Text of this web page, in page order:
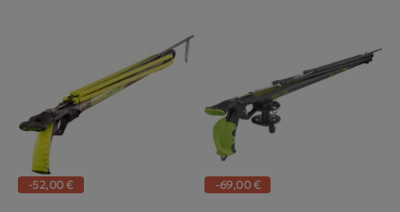
-52,00 € -69,00 €